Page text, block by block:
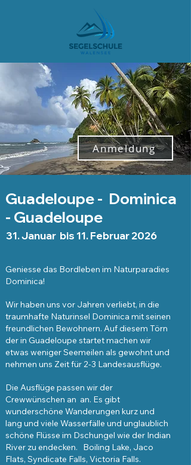
Anmeldung
Guadeloupe - Dominica
- Guadeloupe
31. Januar bis 11. Februar 2026
Geniesse das Bordleben im Naturparadies
Dominica!
Wir haben uns vor Jahren verliebt, in die
traumhafte Naturinsel Dominica mit seinen
freundlichen Bewohnern. Auf diesem Törn
der in Guadeloupe startet machen wir
etwas weniger Seemeilen als gewohnt und
nehmen uns Zeit für 2-3 Landesausflüge.
Die Ausflüge passen wir der
Crewwünschen an an. Es gibt
wunderschöne Wanderungen kurz und
lang und viele Wasserfälle und unglaublich
schöne Flüsse im Dschungel wie der Indian
River zu endecken. Boiling Lake, Jaco
Flats, Syndicate Falls, Victoria Falls.